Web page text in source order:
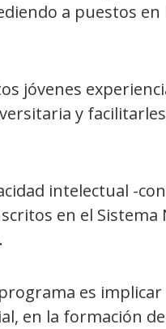
a puestos en
jóvenes
y
intelectual -
en el Sistema
es implicar
en la formación